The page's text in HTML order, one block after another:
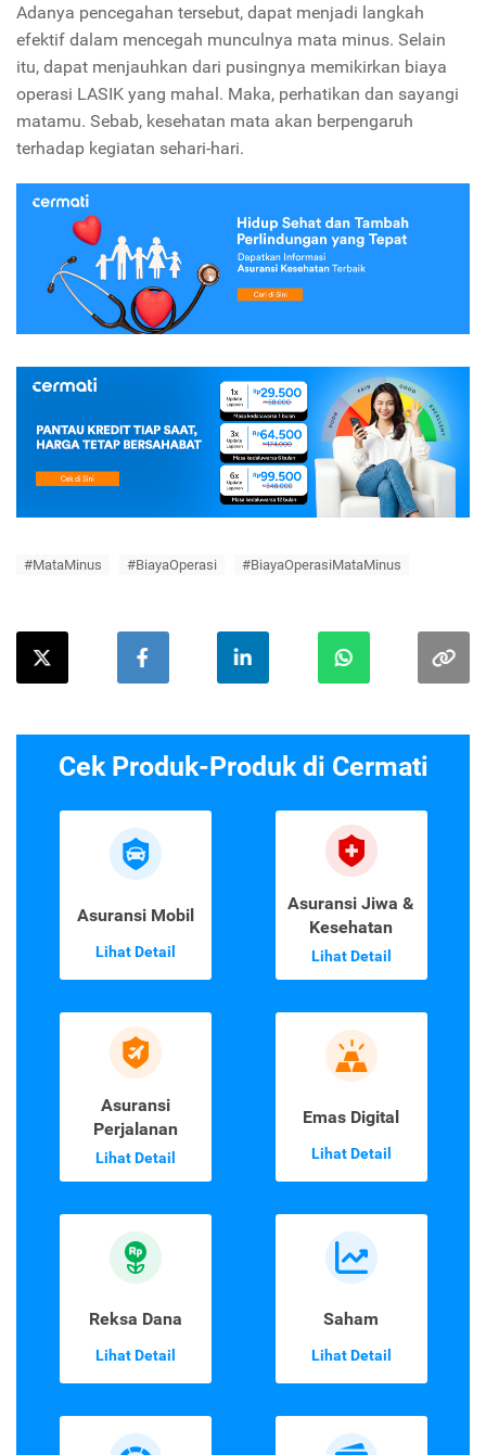
Adanya pencegahan tersebut, dapat menjadi langkah
efektif dalam mencegah munculnya mata minus. Selain
itu, dapat menjauhkan dari pusingnya memikirkan biaya
operasi LASIK yang mahal. Maka, perhatikan dan sayangi
matamu. Sebab, kesehatan mata akan berpengaruh
terhadap kegiatan sehari-hari.
#MataMinus #BiayaOperasi #BiayaOperasiMataMinus
Cek Produk-Produk di Cermati
Asuransi Mobil
Lihat Detail
Asuransi Jiwa &
Kesehatan
Lihat Detail
Asuransi
Perjalanan
Lihat Detail
Emas Digital
Lihat Detail
Reksa Dana
Lihat Detail
Saham
Lihat Detail